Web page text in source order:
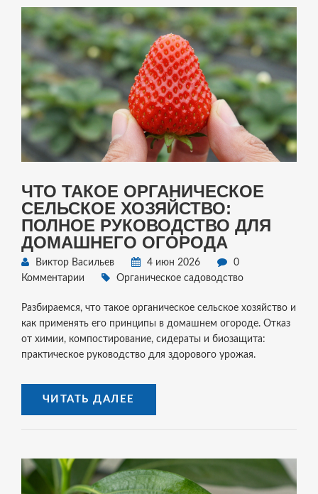
ЧТО ТАКОЕ ОРГАНИЧЕСКОЕ
СЕЛЬСКОЕ ХОЗЯЙСТВО:
ПОЛНОЕ РУКОВОДСТВО ДЛЯ
ДОМАШНЕГО ОГОРОДА
Виктор Васильев 4 июн 2026
0
Комментарии
Органическое садоводство
Разбираемся, что такое органическое сельское хозяйство и
как применять его принципы в домашнем огороде. Отказ
от химии, компостирование, сидераты и биозащита:
практическое руководство для здорового урожая.
ЧИТАТЬ ДАЛЕЕ